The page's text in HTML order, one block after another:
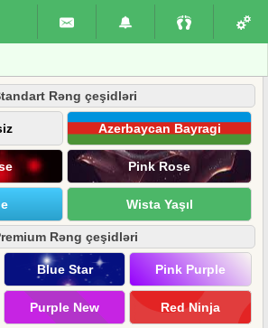
Rəng çeşidləri
Azerbaycan Bayragi
Pink Rose
Wista Yaşıl
Rəng çeşidləri
Blue Star Pink Purple
Purple New Red Ninja